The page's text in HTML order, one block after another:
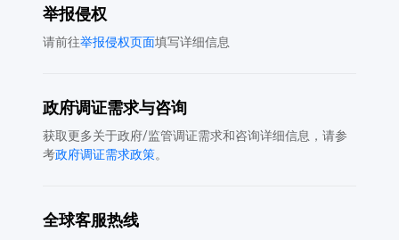
举报侵权
请前往举报侵权页面填写详细信息
政府调证需求与咨询
获取更多关于政府/监管调证需求和咨询详细信息，请参
考政府调证需求政策。
全球客服热线